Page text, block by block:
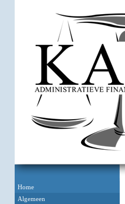
Home
Algemeen